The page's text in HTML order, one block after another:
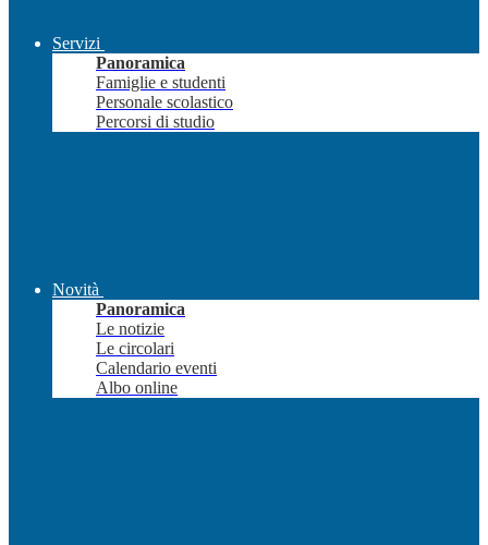
Servizi
Panoramica
Famiglie e studenti
Personale scolastico
Percorsi di studio
Novità
Panoramica
Le notizie
Le circolari
Calendario eventi
Albo online